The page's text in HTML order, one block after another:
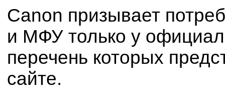
Canon призывает
и МФУ только у
перечень которых
сайте.